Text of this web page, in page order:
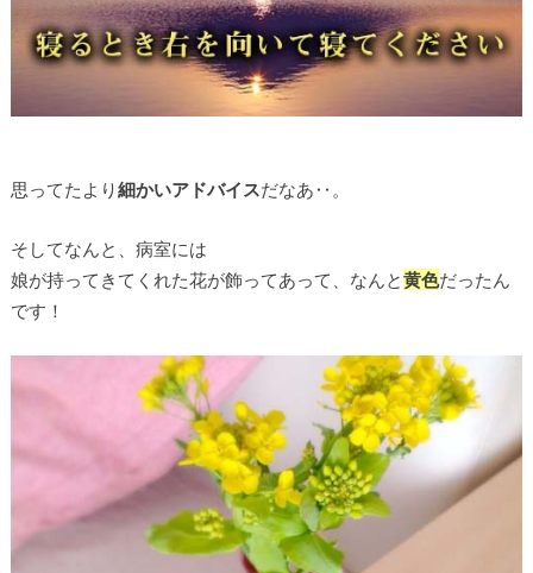
思ってたより細かいアドバイスだなあ‥。
そしてなんと、病室には
娘が持ってきてくれた花が飾ってあって、なんと黄色だったん
です！